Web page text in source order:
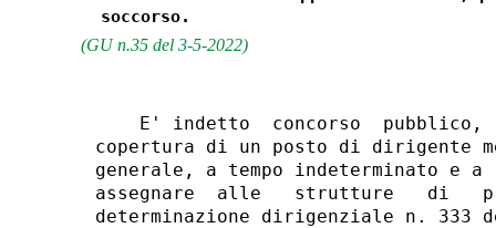
(GU n.35 del 3-5-2022)
E' indetto  concorso  pubblico,
copertura di un posto di dirigente
generale, a tempo indeterminato e
assegnare  alle   strutture   di
determinazione dirigenziale n. 333